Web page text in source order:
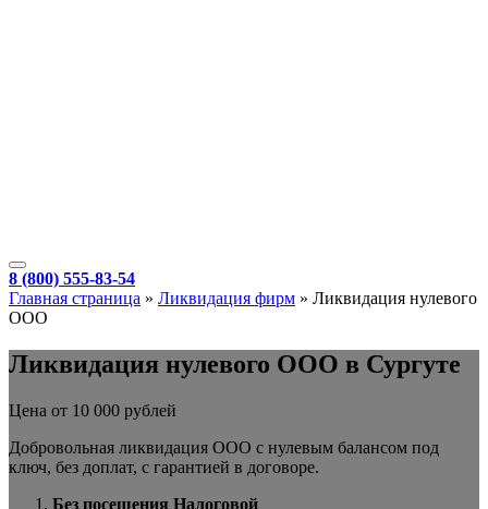
8 (800) 555-83-54
Главная страница » Ликвидация фирм » Ликвидация нулевого
ООО
Ликвидация нулевого ООО в Сургуте
Цена от 10 000 рублей
Добровольная ликвидация ООО с нулевым балансом под
ключ, без доплат, с гарантией в договоре.
Без посещения Налоговой